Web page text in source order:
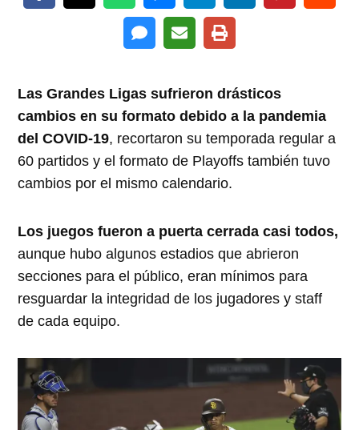
Las Grandes Ligas sufrieron drásticos
cambios en su formato debido a la pandemia
del COVID-19, recortaron su temporada regular a
60 partidos y el formato de Playoffs también tuvo
cambios por el mismo calendario.
Los juegos fueron a puerta cerrada casi todos,
aunque hubo algunos estadios que abrieron
secciones para el público, eran mínimos para
resguardar la integridad de los jugadores y staff
de cada equipo.